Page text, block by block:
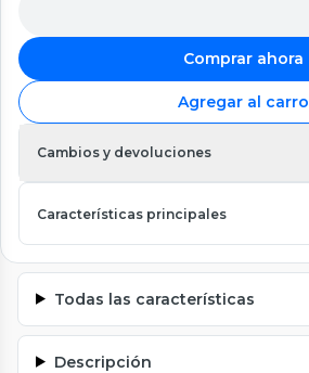
Comprar ahora
Agregar al carro
Cambios y devoluciones
Características principales
Todas las características
Descripción